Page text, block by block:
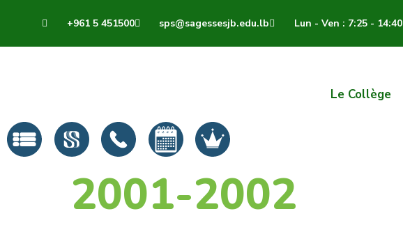
+961 5 451500 sps@sagessesjb.edu.lb Lun - Ven : 7:25 - 14:40
Le Collège
2001-2002